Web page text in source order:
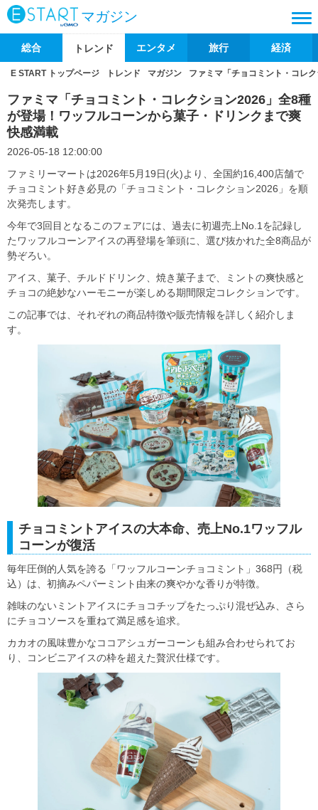
マガジン
総合 トレンド エンタメ 旅行 経済
E START トップページ トレンド マガジン ファミマ「チョコミント・コレ
ファミマ「チョコミント・コレクション2026」全8種
が登場！ワッフルコーンから菓子・ドリンクまで爽
快感満載
2026-05-18 12:00:00
ファミリーマートは2026年5月19日(火)より、全国約16,400店舗で
チョコミント好き必見の「チョコミント・コレクション2026」を順
次発売します。
今年で3回目となるこのフェアには、過去に初週売上No.1を記録し
たワッフルコーンアイスの再登場を筆頭に、選び抜かれた全8商品が
勢ぞろい。
アイス、菓子、チルドドリンク、焼き菓子まで、ミントの爽快感と
チョコの絶妙なハーモニーが楽しめる期間限定コレクションです。
この記事では、それぞれの商品特徴や販売情報を詳しく紹介しま
す。
チョコミントアイスの大本命、売上No.1ワッフル
コーンが復活
毎年圧倒的人気を誇る「ワッフルコーンチョコミント」368円（税
込）は、初摘みペパーミント由来の爽やかな香りが特徴。
雑味のないミントアイスにチョコチップをたっぷり混ぜ込み、さら
にチョコソースを重ねて満足感を追求。
カカオの風味豊かなココアシュガーコーンも組み合わせられてお
り、コンビニアイスの枠を超えた贅沢仕様です。